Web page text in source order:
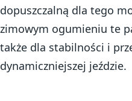
dopuszczalną dla tego
zimowym ogumieniu te
także dla stabilności i
dynamiczniejszej jeździe.